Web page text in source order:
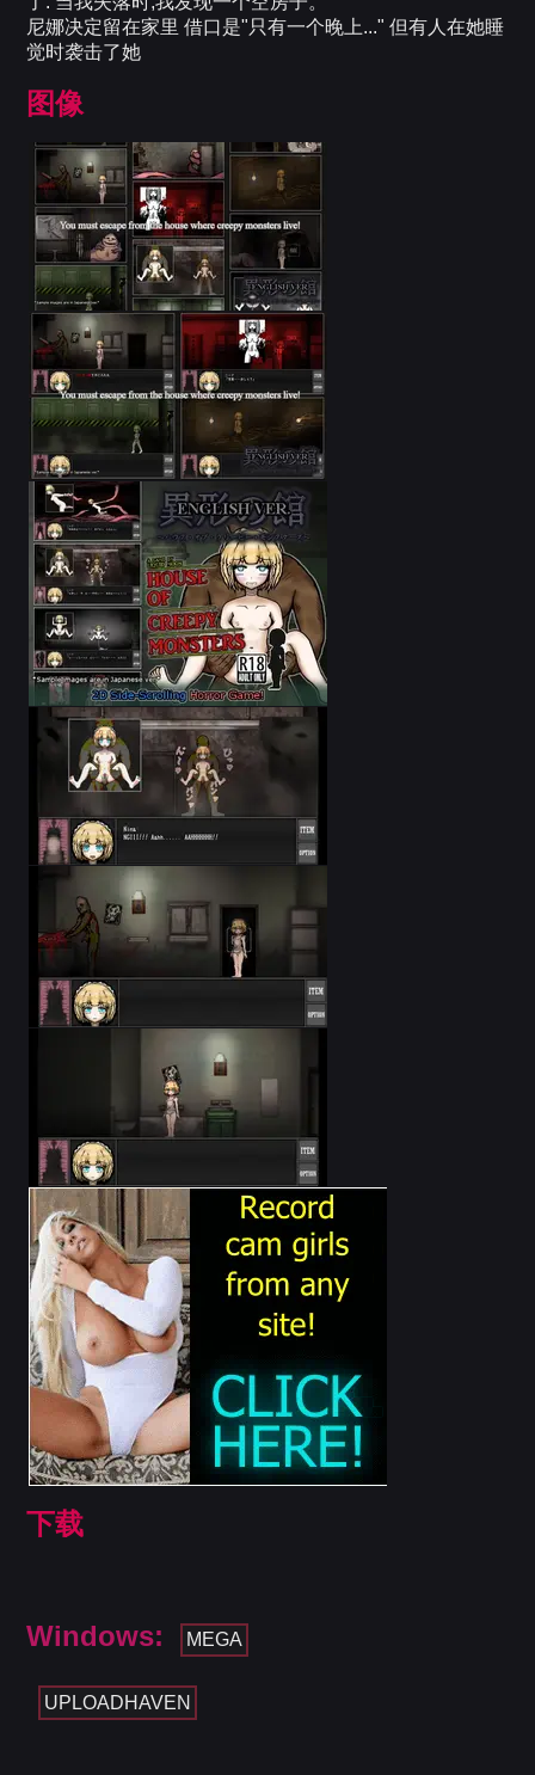
尼娜决定留在家里 借口是"只有一个晚上..." 但有人在她睡
觉时袭击了她
图像
下载
Windows: MEGA
UPLOADHAVEN